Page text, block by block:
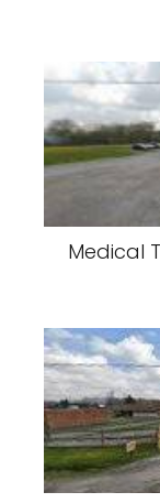
Medical